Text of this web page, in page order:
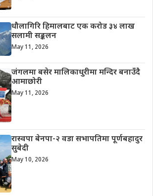
धौलागिरि हिमालबाट एक करोड ३४ लाख
सलामी सङ्कलन
May 11, 2026
जंगलमा बसेर मालिकाधुरीमा मन्दिर बनाउँदै
आमाछोरी
May 11, 2026
रास्वपा बेनपा-२ वडा सभापतिमा पूर्णबहादुर
सुबेदी
May 10, 2026